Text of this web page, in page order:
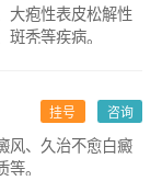
大疱性表皮松解性
秃等疾病。
咨询
挂号
风、久治不愈白癜
。